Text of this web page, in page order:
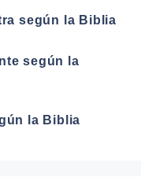
según la Biblia
según la
la Biblia